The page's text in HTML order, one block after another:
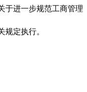
于进一步规范工商管理
规定执行。